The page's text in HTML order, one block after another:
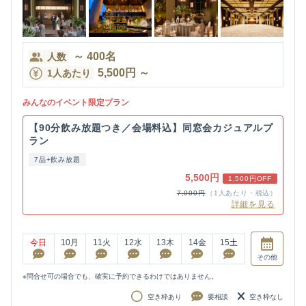
人数 ～ 400名
1人あたり 5,500円 ～
みんなのイベント限定プラン
【90分飲み放題つき／会場料込】同窓会カジュアルプ
ラン
7品+飲み放題
5,500円
1,500円OFF
7,000円
（1人あたり・税込）
詳細を見る
今日 10月 11 火 12水 13木 14金 15土
その他
※問合せ可の場合でも、確実に予約できるわけではありません。
空き枠あり 要相談 空き枠なし